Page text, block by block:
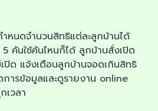
หนดจำนวนสิทธิแต่ละลูกบ้านได้
คันใช้คันไหนก็ได้ ลูกบ้านสั่งเปิด
ปิด แจ้งเตือนลูกบ้านจอดเกินสิทธิ
การข้อมูลและดูรายงาน online
วลา